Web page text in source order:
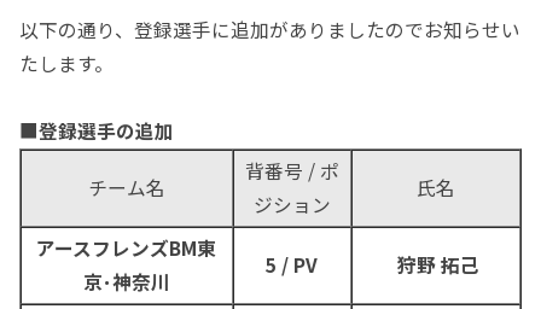
以下の通り、登録選手に追加がありましたのでお知らせい
たします。
■登録選手の追加
チーム名
背番号 / ポ
ジション
氏名
アースフレンズBM東
京･神奈川
5 / PV 狩野 拓己